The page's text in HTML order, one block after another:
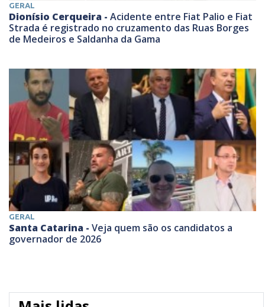
GERAL
Dionísio Cerqueira - Acidente entre Fiat Palio e Fiat
Strada é registrado no cruzamento das Ruas Borges
de Medeiros e Saldanha da Gama
GERAL
Santa Catarina - Veja quem são os candidatos a
governador de 2026